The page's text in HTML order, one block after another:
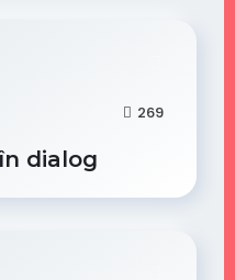
269
dialog